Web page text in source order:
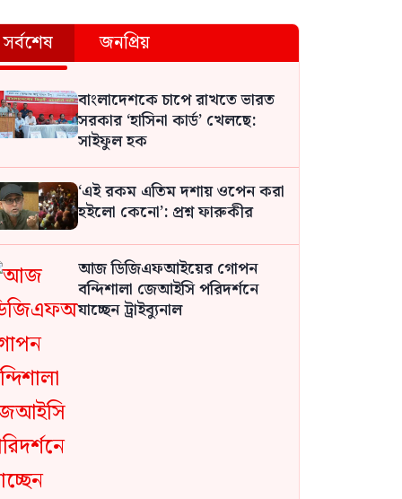
সর্বশেষ জনপ্রিয়
বাংলাদেশকে চাপে রাখতে ভারত
সরকার ‘হাসিনা কার্ড’ খেলছে:
সাইফুল হক
‘এই রকম এতিম দশায় ওপেন করা
হইলো কেনো’: প্রশ্ন ফারুকীর
আজ ডিজিএফআইয়ের গোপন
বন্দিশালা জেআইসি পরিদর্শনে
যাচ্ছেন ট্রাইব্যুনাল